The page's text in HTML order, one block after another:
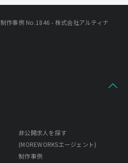
制作事例 No.1846 - 株式会社アルティナ
非公開求人を探す
(MOREWORKSエージェント)
制作事例